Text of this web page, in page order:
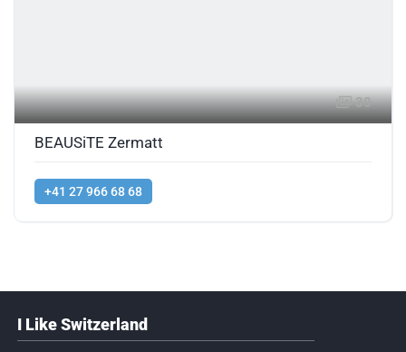
30
BEAUSiTE Zermatt
+41 27 966 68 68
I Like Switzerland